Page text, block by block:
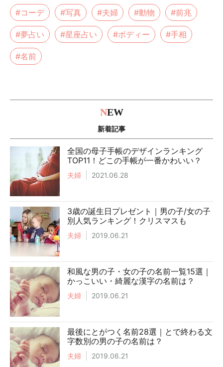
#コーデ #写真 #夫婦 #動物 #前兆
#夢占い #星座占い #ボディー #手相
#名前
NEW
新着記事
全国の母子手帳のデザインランキング
TOP11！どこの手帳が一番かわいい？
夫婦 2021.06.28
3歳の誕生日プレゼント｜男の子/女の子
別人気ランキング！クリスマスも
夫婦 2019.06.21
和風な男の子・女の子の名前一覧15選｜
かっこいい・綺麗な漢字の名前は？
夫婦 2019.06.21
最後にとがつく名前28選｜とで終わる文
字数別の男の子の名前は？
夫婦 2019.06.21